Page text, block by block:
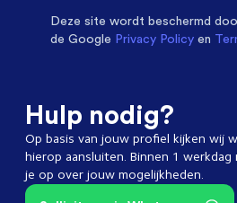
Deze site wordt beschermd
de Google Privacy Policy en
Hulp nodig?
Op basis van jouw profiel kijken wij
hierop aansluiten. Binnen 1
je op over jouw mogelijkheden.